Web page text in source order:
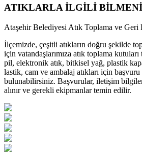
ATIKLARLA İLGİLİ
Ataşehir Belediyesi Atık Toplama ve
İlçemizde, çeşitli atıkların doğru şekilde
için vatandaşlarımıza atık toplama
pil, elektronik atık, bitkisel yağ, plastik
lastik, cam ve ambalaj atıkları için
bulunabilirsiniz. Başvurular, iletişim
alınır ve gerekli ekipmanlar temin edilir.